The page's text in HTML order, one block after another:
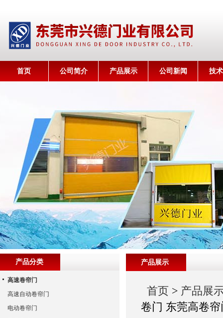
首页 公司简介 产品展示 公司新闻 技
产品展示
首页 > 产品展
卷门 东莞高卷
产品分类
高速卷帘门
高速自动卷帘门
电动卷帘门